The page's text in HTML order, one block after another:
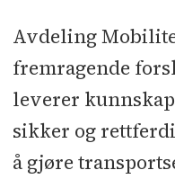
Avdeling
fremragende
leverer
sikker og
å gjøre